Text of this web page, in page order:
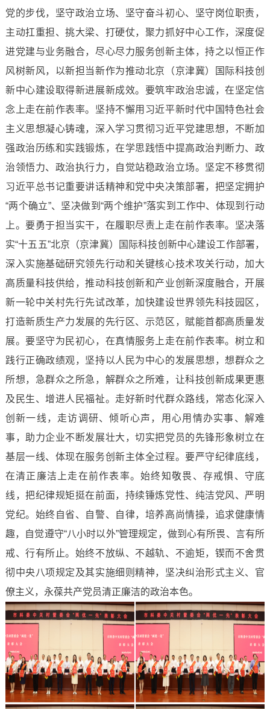
党的步伐，坚守政治立场、坚守奋斗初心、坚守岗位职责，
主动扛重担、挑大梁、打硬仗，聚力抓好中心工作，深度促
进党建与业务融合，尽心尽力服务创新主体，持之以恒正作
风树新风，以新担当新作为推动北京（京津冀）国际科技创
新中心建设取得新进展新成效。要筑牢政治忠诚，在坚定信
念上走在前作表率。坚持不懈用习近平新时代中国特色社会
主义思想凝心铸魂，深入学习贯彻习近平党建思想，不断加
强政治历练和实践锻炼，在学思践悟中提高政治判断力、政
治领悟力、政治执行力，自觉站稳政治立场。坚定不移贯彻
习近平总书记重要讲话精神和党中央决策部署，把坚定拥护
“两个确立”、坚决做到“两个维护”落实到工作中、体现到行动
上。要勇于担当实干，在履职尽责上走在前作表率。坚决落
实“十五五”北京（京津冀）国际科技创新中心建设工作部署，
深入实施基础研究领先行动和关键核心技术攻关行动，加大
高质量科技供给，推动科技创新和产业创新深度融合，开展
新一轮中关村先行先试改革，加快建设世界领先科技园区，
打造新质生产力发展的先行区、示范区，赋能首都高质量发
展。要坚守为民初心，在真情服务上走在前作表率。树立和
践行正确政绩观，坚持以人民为中心的发展思想，想群众之
所想，急群众之所急，解群众之所难，让科技创新成果更惠
及民生、增进人民福祉。走好新时代群众路线，常态化深入
创新一线，走访调研、倾听心声，用心用情办实事、解难
事，助力企业不断发展壮大，切实把党员的先锋形象树立在
基层一线、体现在服务创新主体全过程。要严守纪律底线，
在清正廉洁上走在前作表率。始终知敬畏、存戒惧、守底
线，把纪律规矩挺在前面，持续锤炼党性、纯洁党风、严明
党纪。始终自省、自警、自律，培养高尚情操，追求健康情
趣，自觉遵守“八小时以外”管理规定，做到心有所畏、言有所
戒、行有所止。始终不放纵、不越轨、不逾矩，锲而不舍贯
彻中央八项规定及其实施细则精神，坚决纠治形式主义、官
僚主义，永葆共产党员清正廉洁的政治本色。